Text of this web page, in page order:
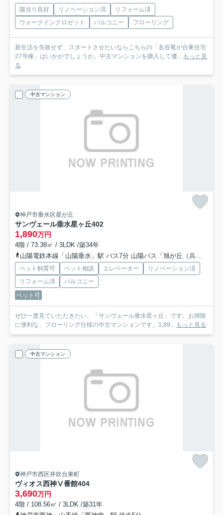
陽当り良好 リノベーション済
リフォーム済
ウォークインクロゼット
バルコニー フローリング
新生活を失敗せず、スタートさせたいならこちらの「名谷竜が台東住宅
27号棟」はいかがでしょうか。中古マンションを購入して優... もっと見
る
中古マンション
神戸市垂水区星が丘
サンヴェール垂水星ヶ丘402
1,890万円
4階 / 73.38㎡ / 3LDK /築34年
山陽電鉄本線「山陽垂水」駅 バス7分 山陽バス「旭が丘（兵庫県）」 停歩5分
ペット飼育可 ペット相談 エレベーター
リノベーション済
リフォーム済
バルコニー
ペット可
ぜひ一度見ていただきたい、「サンヴェール垂水星ヶ丘」です。お掃除
に便利な、フローリング仕様の中古マンションです。1,89... もっと見る
中古マンション
神戸市西区井吹台東町
ヴィオス西神Ⅴ番館404
3,690万円
4階 / 108.56㎡ / 3LDK /築31年